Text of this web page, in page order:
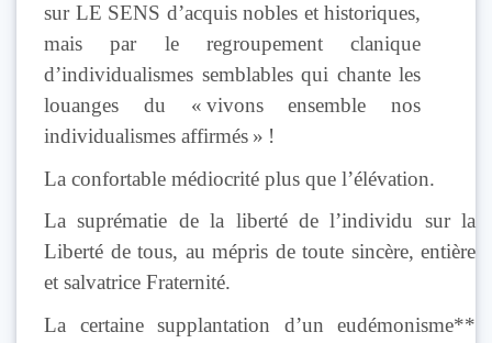
sur LE SENS d’acquis nobles et historiques,
mais par le regroupement clanique
d’individualismes semblables qui chante les
louanges du « vivons ensemble nos
individualismes affirmés » !
La confortable médiocrité plus que l’élévation.
La suprématie de la liberté de l’individu sur la
Liberté de tous, au mépris de toute sincère, entière
et salvatrice Fraternité.
La certaine supplantation d’un eudémonisme**